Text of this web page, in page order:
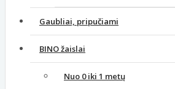
Gaubliai, pripučiami
BINO žaislai
Nuo 0 iki 1 metų